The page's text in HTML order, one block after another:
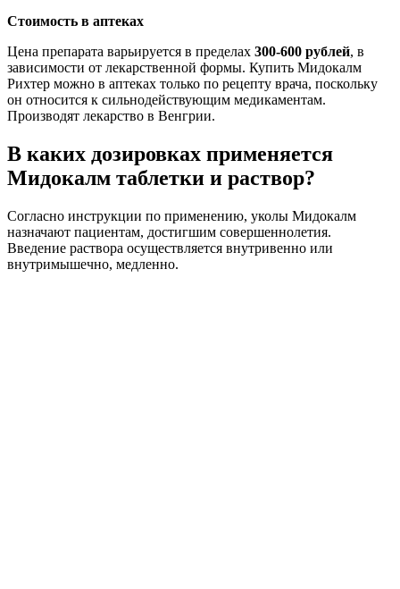
Стоимость в аптеках
Цена препарата варьируется в пределах 300-600 рублей, в
зависимости от лекарственной формы. Купить Мидокалм
Рихтер можно в аптеках только по рецепту врача, поскольку
он относится к сильнодействующим медикаментам.
Производят лекарство в Венгрии.
В каких дозировках применяется
Мидокалм таблетки и раствор?
Согласно инструкции по применению, уколы Мидокалм
назначают пациентам, достигшим совершеннолетия.
Введение раствора осуществляется внутривенно или
внутримышечно, медленно.